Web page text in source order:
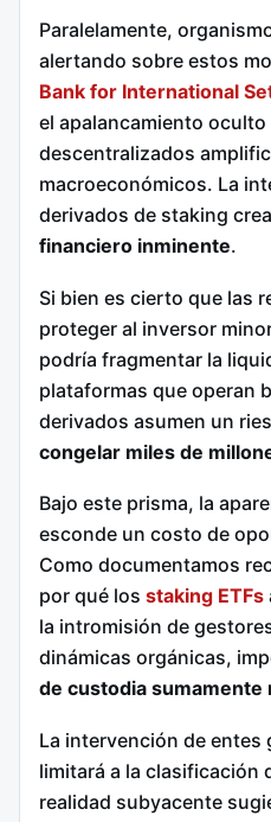
Paralelamente,
alertando sobre estos
Bank for International
el apalancamiento
descentralizados
macroeconómicos. La
derivados de staking
financiero inminente.
Si bien es cierto que las
proteger al inversor
podría fragmentar la
plataformas que operan
derivados asumen un
congelar miles de
Bajo este prisma, la
esconde un costo de
Como documentamos
por qué los staking ETFs
la intromisión de
dinámicas orgánicas,
de custodia sumamente
La intervención de entes
limitará a la clasificación
realidad subyacente